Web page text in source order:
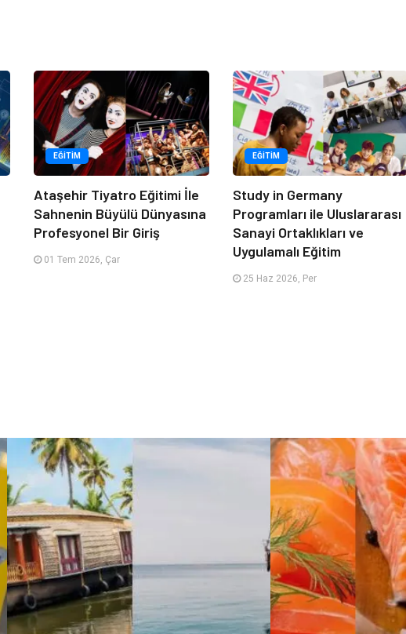
EĞITIM
Ataşehir Tiyatro Eğitimi İle
Sahnenin Büyülü Dünyasına
Profesyonel Bir Giriş
01 Tem 2026, Çar
EĞITIM
Study in Germany
Programları ile Uluslararası
Sanayi Ortaklıkları ve
Uygulamalı Eğitim
25 Haz 2026, Per